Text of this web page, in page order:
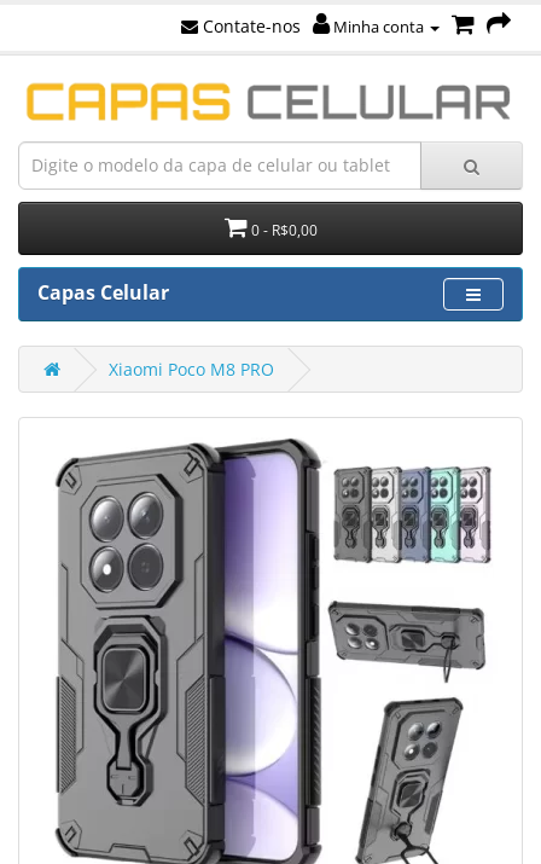
Contate-nos Minha conta
0 - R$0,00
Capas Celular
Xiaomi Poco M8 PRO